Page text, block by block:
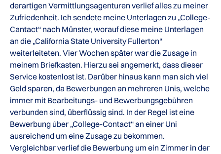
derartigen Vermittlungsagenturen verlief alles zu meiner
Zufriedenheit. Ich sendete meine Unterlagen zu „College-
Cantact“ nach Münster, worauf diese meine Unterlagen
an die „California State University Fullerton“
weiterleiteten. Vier Wochen später war die Zusage in
meinem Briefkasten. Hierzu sei angemerkt, dass dieser
Service kostenlost ist. Darüber hinaus kann man sich viel
Geld sparen, da Bewerbungen an mehreren Unis, welche
immer mit Bearbeitungs- und Bewerbungsgebühren
verbunden sind, überflüssig sind. In der Regel ist eine
Bewerbung über „College-Contact“ an einer Uni
ausreichend um eine Zusage zu bekommen.
Vergleichbar verlief die Bewerbung um ein Zimmer in der